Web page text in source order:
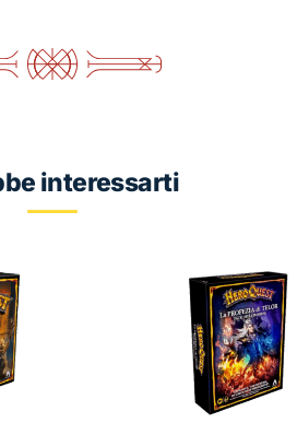
interessarti